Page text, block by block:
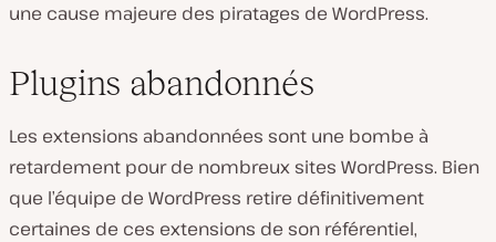
une cause majeure des piratages de WordPress.
Plugins abandonnés
Les extensions abandonnées sont une bombe à
retardement pour de nombreux sites WordPress. Bien
que l’équipe de WordPress retire définitivement
certaines de ces extensions de son référentiel,